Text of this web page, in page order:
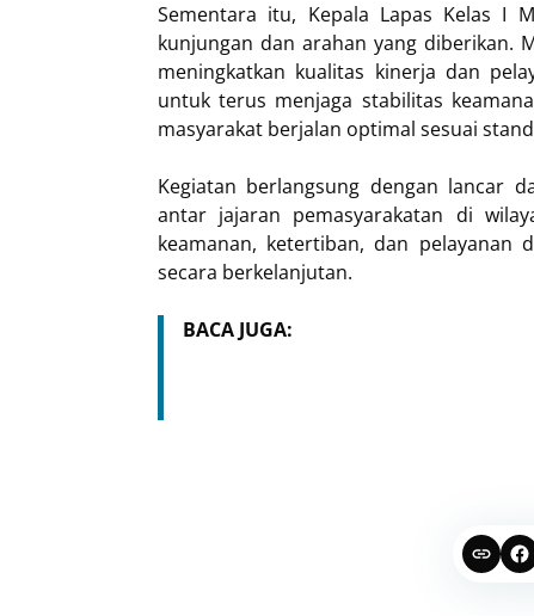
Sementara itu, Kepala Lapas Kelas I
kunjungan dan arahan yang diberikan.
meningkatkan kualitas kinerja dan
untuk terus menjaga stabilitas
masyarakat berjalan optimal sesuai
Kegiatan berlangsung dengan lancar
antar jajaran pemasyarakatan di
keamanan, ketertiban, dan
secara berkelanjutan.
BACA JUGA: